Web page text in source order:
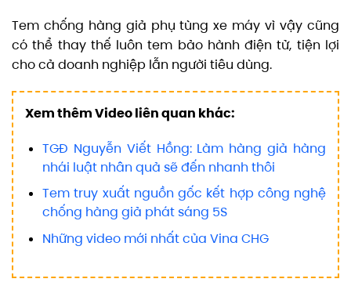
Tem chống hàng giả phụ tùng xe máy vì vậy cũng
có thể thay thế luôn tem bảo hành điện tử, tiện lợi
cho cả doanh nghiệp lẫn người tiêu dùng.
Xem thêm Video liên quan khác:
TGĐ Nguyễn Viết Hồng: Làm hàng giả hàng
nhái luật nhân quả sẽ đến nhanh thôi
Tem truy xuất nguồn gốc kết hợp công nghệ
chống hàng giả phát sáng 5S
Những video mới nhất của Vina CHG